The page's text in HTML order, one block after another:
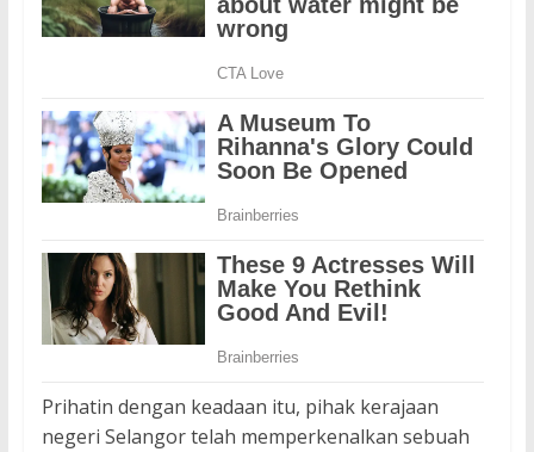
Prihatin dengan keadaan itu, pihak kerajaan
negeri Selangor telah memperkenalkan sebuah